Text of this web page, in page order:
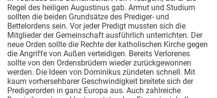
Regel des heiligen Augustinus gab. Armut und Studium
sollten die beiden Grundsätze des Prediger- und
Bettelordens sein. Vor jeder Predigt mussten sich die
Mitglieder der Gemeinschaft ausführlich unterrichten. Der
neue Orden sollte die Rechte der katholischen Kirche gegen
die Angriffe von Außen verteidigen. Bereits Verlorenes
sollte von den Ordensbrüdern wieder zurückgewonnen
werden. Die Ideen von Dominikus zündeten schnell. Mit
kaum vorhersehbarer Geschwindigkeit breitete sich der
Predigerorden in ganz Europa aus. Auch zahlreiche